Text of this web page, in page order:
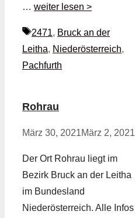
… weiter lesen >
Schlagwörter
2471, Bruck an der
Leitha, Niederösterreich,
Pachfurth
Rohrau
März 30, 2021März 2, 2021
Der Ort Rohrau liegt im
Bezirk Bruck an der Leitha
im Bundesland
Niederösterreich. Alle Infos